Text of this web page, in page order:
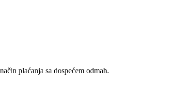
plaćanja sa dospećem odmah.